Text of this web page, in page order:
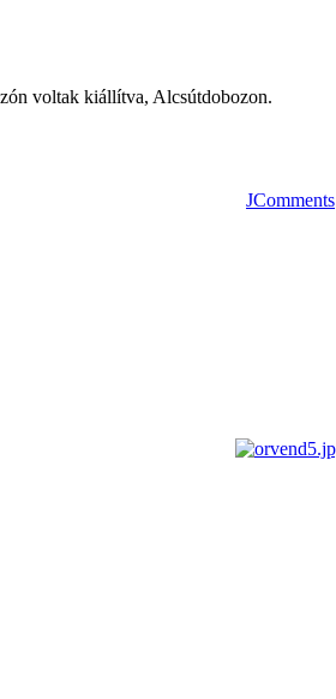
voltak kiállítva, Alcsútdobozon.
JComments